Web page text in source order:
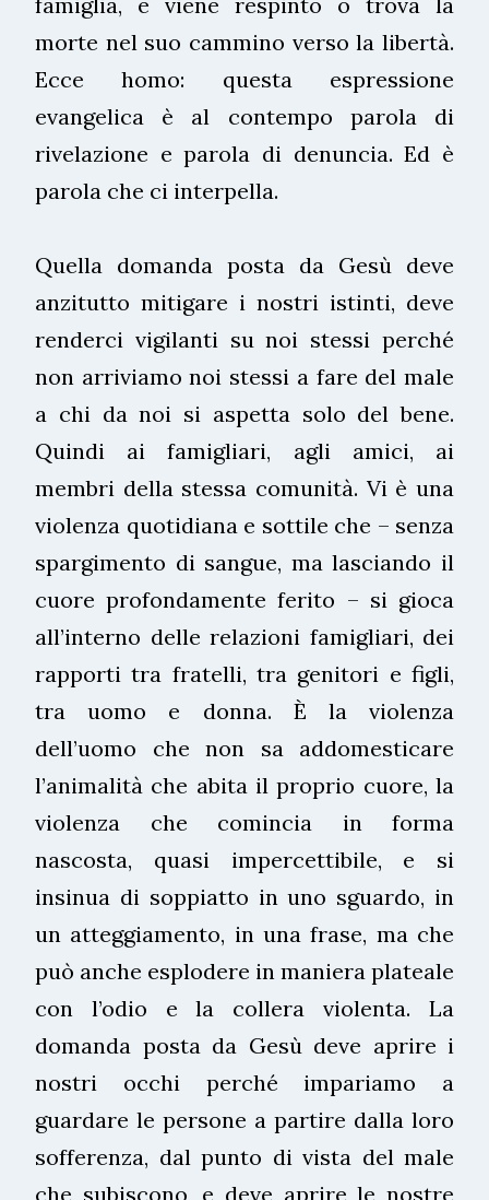
morte nel suo cammino verso la libertà.
Ecce homo: questa espressione
evangelica è al contempo parola di
rivelazione e parola di denuncia. Ed è
parola che ci interpella.
Quella domanda posta da Gesù deve
anzitutto mitigare i nostri istinti, deve
renderci vigilanti su noi stessi perché
non arriviamo noi stessi a fare del male
a chi da noi si aspetta solo del bene.
Quindi ai famigliari, agli amici, ai
membri della stessa comunità. Vi è una
violenza quotidiana e sottile che – senza
spargimento di sangue, ma lasciando il
cuore profondamente ferito – si gioca
all’interno delle relazioni famigliari, dei
rapporti tra fratelli, tra genitori e figli,
tra uomo e donna. È la violenza
dell’uomo che non sa addomesticare
l’animalità che abita il proprio cuore, la
violenza che comincia in forma
nascosta, quasi impercettibile, e si
insinua di soppiatto in uno sguardo, in
un atteggiamento, in una frase, ma che
può anche esplodere in maniera plateale
con l’odio e la collera violenta. La
domanda posta da Gesù deve aprire i
nostri occhi perché impariamo a
guardare le persone a partire dalla loro
sofferenza, dal punto di vista del male
che subiscono, e deve aprire le nostre